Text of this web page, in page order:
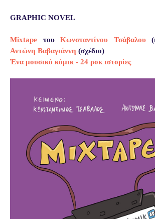
GRAPHIC NOVEL
Mixtape του Κωνσταντίνου Τσάβαλου
Αντώνη Βαβαγιάννη (σχέδιο)
Ένα μουσικό κόμικ - 24 ροκ ιστορίες